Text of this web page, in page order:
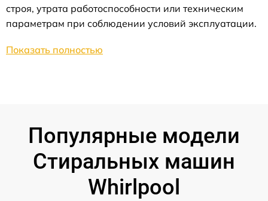
строя, утрата работоспособности или техническим
параметрам при соблюдении условий эксплуатации.
Показать полностью
Популярные модели
Стиральных машин
Whirlpool